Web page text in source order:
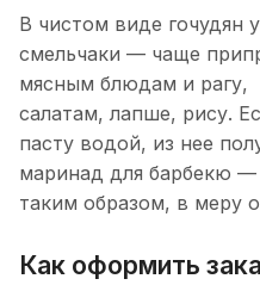
В чистом виде гочудян
смельчаки — чаще
мясным блюдам и рагу,
салатам, лапше, рису.
пасту водой, из нее
маринад для барбекю —
таким образом, в меру
Как оформить